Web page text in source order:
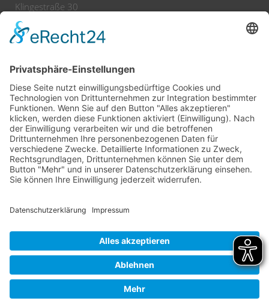
Klingestraße 30
74743 Seckach
Tel:
+49 62 92 78 0
E-Mail: info@klinge-seckach.de
Bankverbindung
Sparkasse Neckartal-Odenwald
IBAN: DE63 6745 0048 0004 2031 39
BIC: SOLADES1MOS
© 2024Systemhaus JOAM
Datenschutzerklärung
Impressum